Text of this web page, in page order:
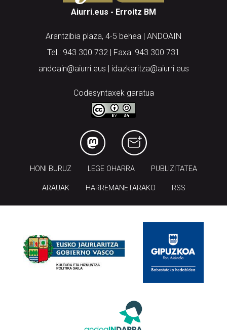
Aiurri.eus - Erroitz BM
Arantzibia plaza, 4-5 behea | ANDOAIN
Tel.: 943 300 732 | Faxa: 943 300 731
andoain@aiurri.eus | idazkaritza@aiurri.eus
Codesyntaxek garatua
HONI BURUZ LEGE OHARRA PUBLIZITATEA
ARAUAK HARREMANETARAKO RSS